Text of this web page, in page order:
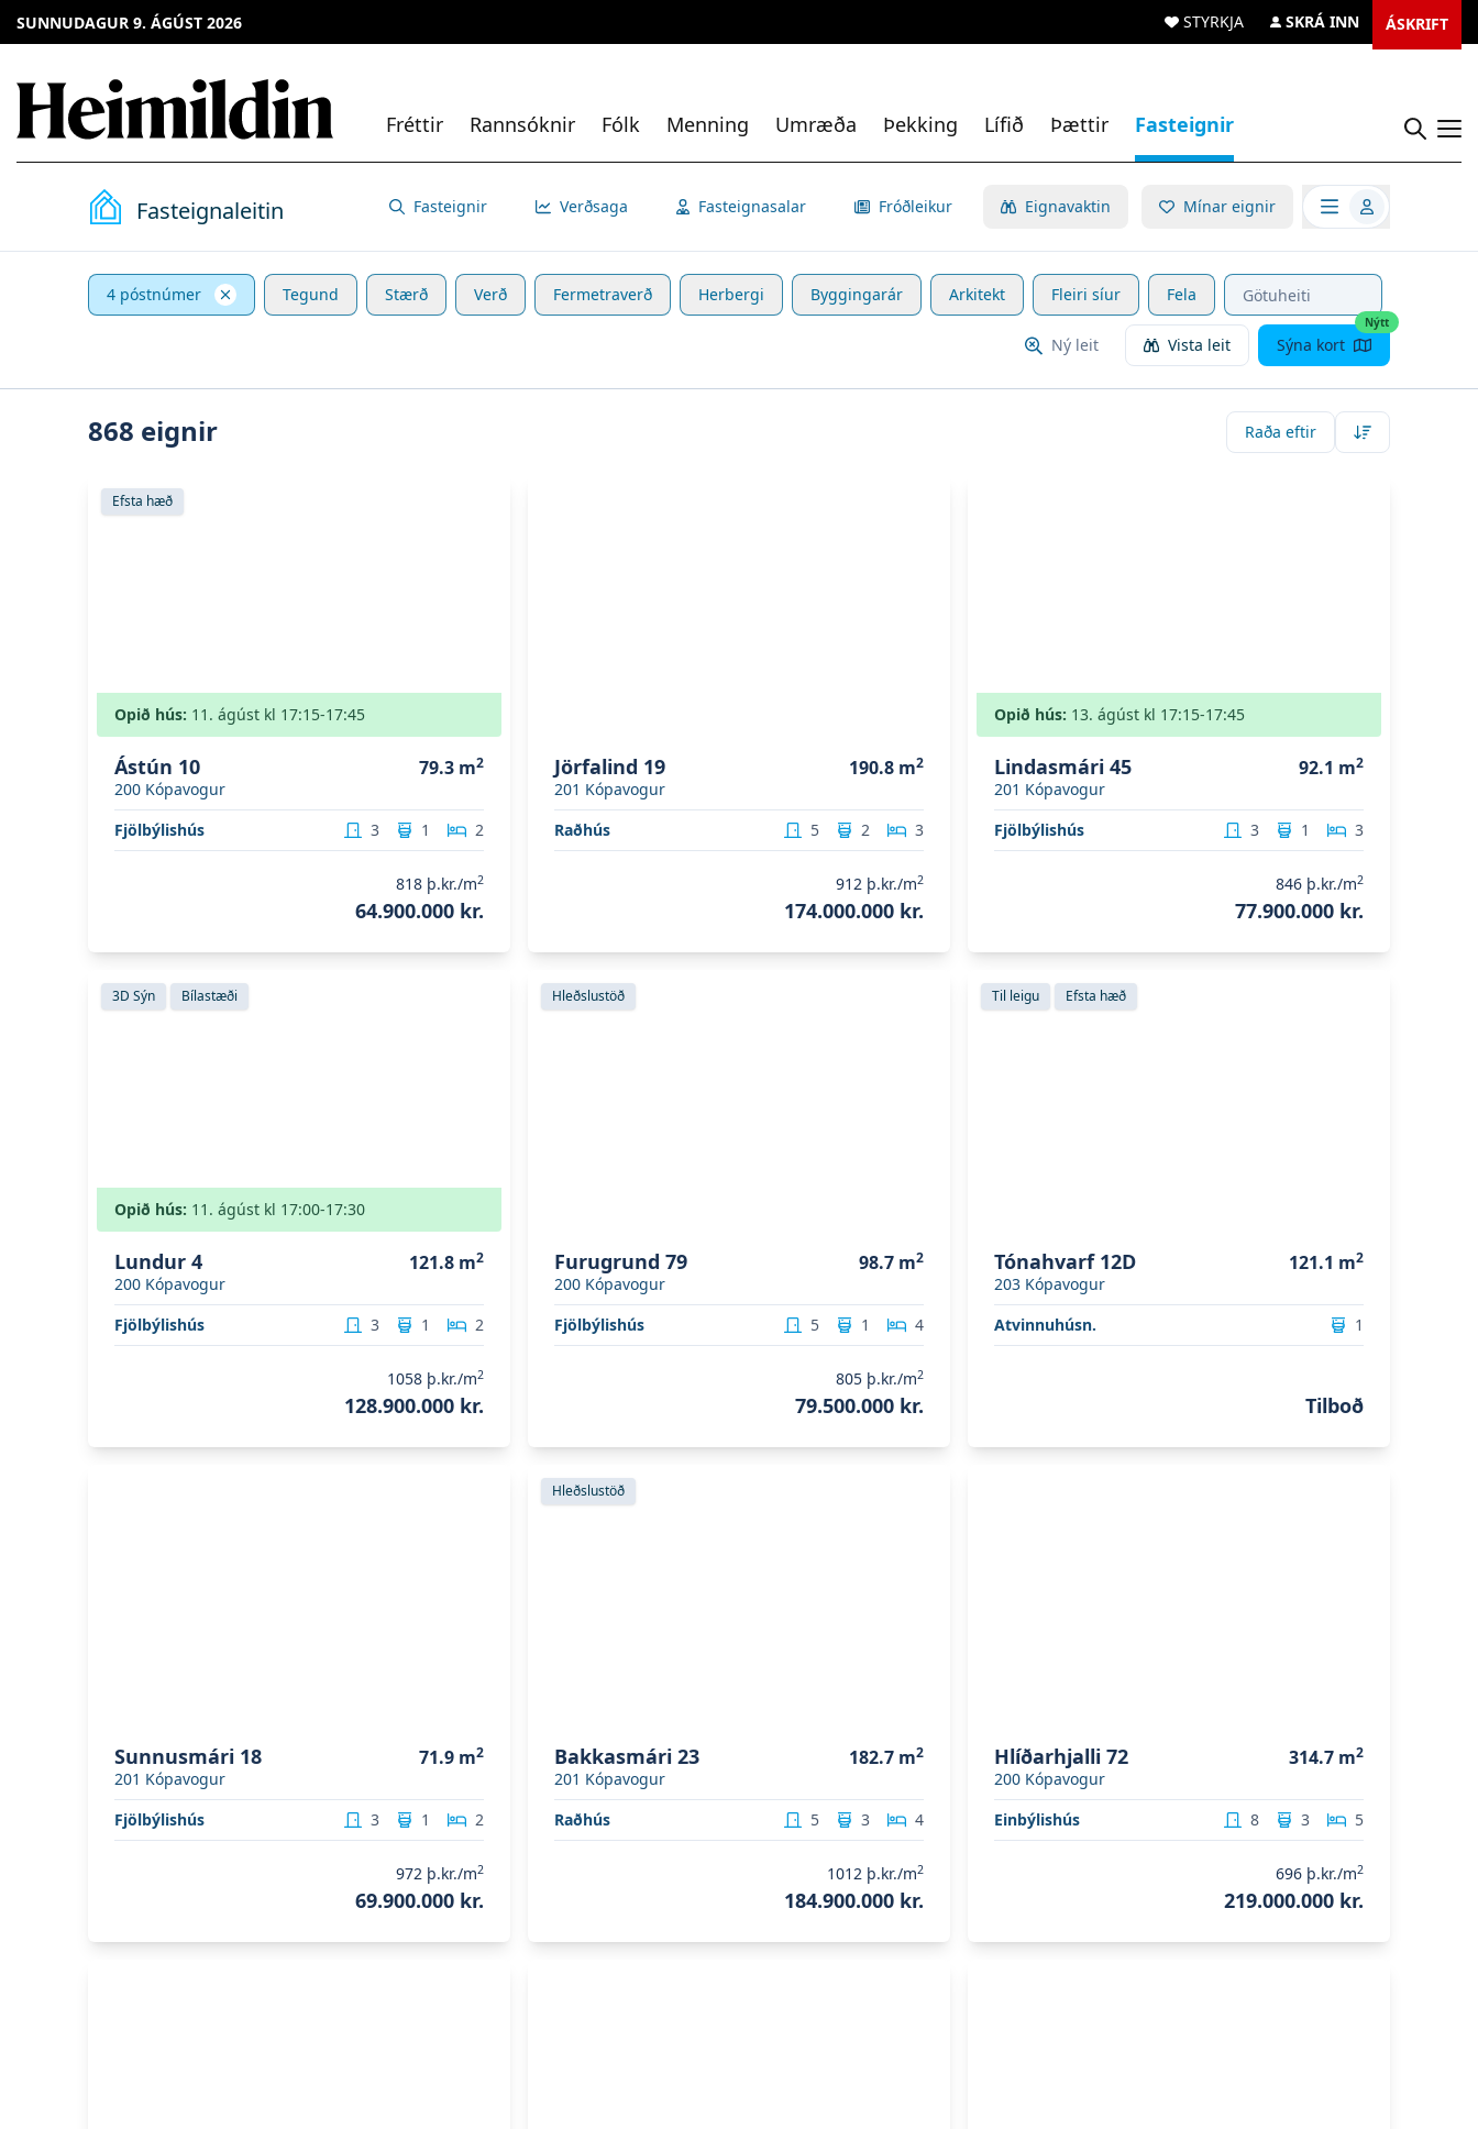
SUNNUDAGUR 9. ÁGÚST 2026 STYRKJA SKRÁ INN ÁSKRIFT
Fréttir Rannsóknir Fólk Menning Umræða Þekking Lífið Þættir Fasteignir
Fasteignaleitin Fasteignir Verðsaga Fasteignasalar Fróðleikur Eignavaktin Mínar eignir Opna valmynd
4 póstnúmer Tegund Stærð Verð Fermetraverð Herbergi Byggingarár Arkitekt Fleiri síur Fela
Ný leit Vista leit
Nýtt
Sýna kort
868 eignir Raða eftir
Skoða eignina
Efsta hæð
Opið hús: 11. ágúst kl 17:15-17:45
Ástún 10
200 Kópavogur
79.3 m2
Fjölbýlishús 3 1 2
818 þ.kr./m2
64.900.000 kr.
Jörfalind 19
201 Kópavogur
190.8 m2
Raðhús 5 2 3
912 þ.kr./m2
174.000.000 kr.
Opið hús: 13. ágúst kl 17:15-17:45
Lindasmári 45
201 Kópavogur
92.1 m2
Fjölbýlishús 3 1 3
846 þ.kr./m2
77.900.000 kr.
Skoða eigninaLundur 4
3D Sýn Bílastæði
Opið hús: 11. ágúst kl 17:00-17:30
Lundur 4
200 Kópavogur
121.8 m2
Fjölbýlishús 3 1 2
1058 þ.kr./m2
128.900.000 kr.
Skoða eignina
Hleðslustöð
Furugrund 79
200 Kópavogur
98.7 m2
Fjölbýlishús 5 1 4
805 þ.kr./m2
79.500.000 kr.
Skoða eigninaTónahvarf 12D
Til leigu Efsta hæð
Tónahvarf 12D
203 Kópavogur
121.1 m2
Atvinnuhúsn. 1
Tilboð
Sunnusmári 18
201 Kópavogur
71.9 m2
Fjölbýlishús 3 1 2
972 þ.kr./m2
69.900.000 kr.
Skoða eignina
Hleðslustöð
Bakkasmári 23
201 Kópavogur
182.7 m2
Raðhús 5 3 4
1012 þ.kr./m2
184.900.000 kr.
Hlíðarhjalli 72
200 Kópavogur
314.7 m2
Einbýlishús 8 3 5
696 þ.kr./m2
219.000.000 kr.